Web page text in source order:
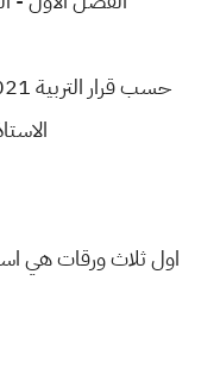
اول ثلاث ورقات هي